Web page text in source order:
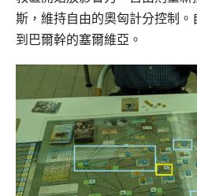
斯，維持自由的奧匈計分控制。
到巴爾幹的塞爾維亞。